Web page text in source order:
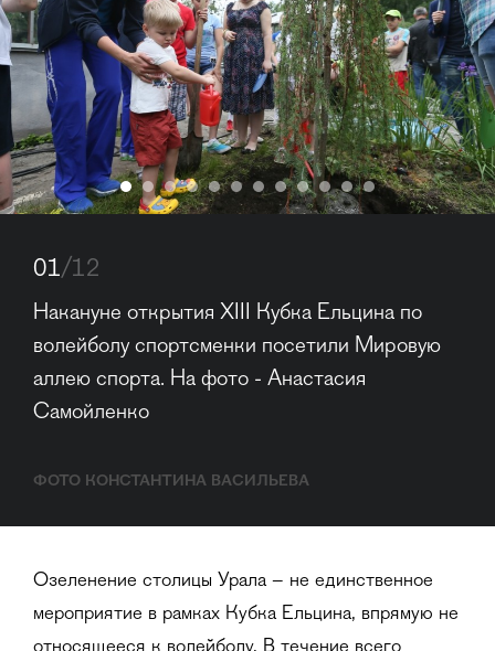
01/12
Накануне открытия XIII Кубка Ельцина по
волейболу спортсменки посетили Мировую
аллею спорта. На фото - Анастасия
Самойленко
ФОТО КОНСТАНТИНА ВАСИЛЬЕВА
Озеленение столицы Урала – не единственное
мероприятие в рамках Кубка Ельцина, впрямую не